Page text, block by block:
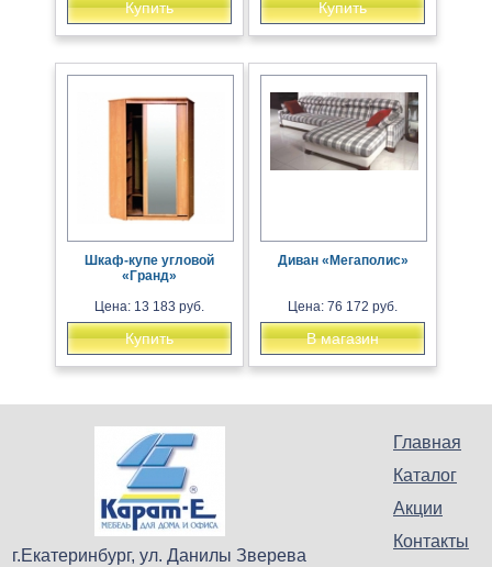
Купить Купить
Шкаф-купе угловой
«Гранд»
Цена: 13 183 руб.
Купить
Диван «Мегаполис»
Цена: 76 172 руб.
В магазин
Главная
Каталог
Акции
Контакты
г.Екатеринбург, ул. Данилы Зверева